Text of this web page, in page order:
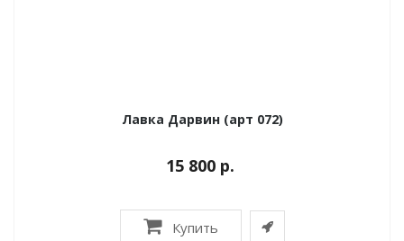
Лавка Дарвин (арт 072)
15 800 р.
Купить